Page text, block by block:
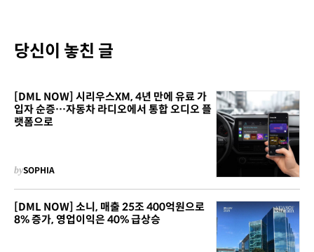
당신이 놓친 글
[DML NOW] 시리우스XM, 4년 만에 유료 가
입자 순증…자동차 라디오에서 통합 오디오 플
랫폼으로
bySOPHIA
[DML NOW] 소니, 매출 25조 400억원으로
8% 증가, 영업이익은 40% 급상승